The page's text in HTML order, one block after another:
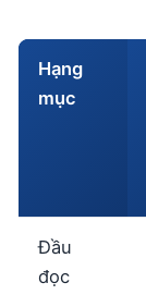
Hạng
mục
Đầu
đọc